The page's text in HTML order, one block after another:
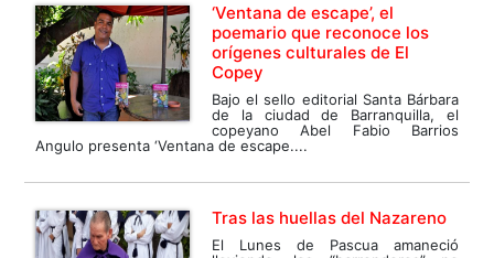
‘Ventana de escape’, el
poemario que reconoce los
orígenes culturales de El
Copey
Bajo el sello editorial Santa Bárbara
de la ciudad de Barranquilla, el
copeyano Abel Fabio Barrios
Angulo presenta ‘Ventana de escape....
Tras las huellas del Nazareno
El Lunes de Pascua amaneció